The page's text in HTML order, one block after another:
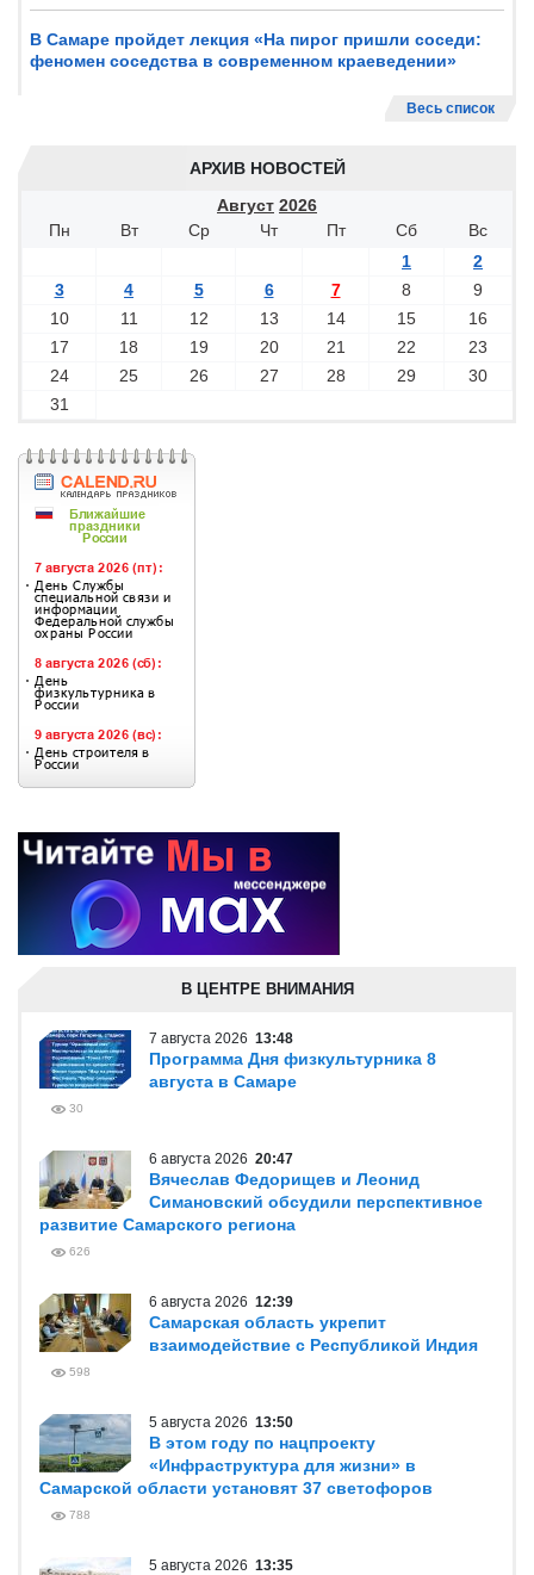
В Самаре пройдет лекция «На пирог пришли соседи:
феномен соседства в современном краеведении»
Весь список
АРХИВ НОВОСТЕЙ
Август 2026
Пн
Вт Ср Чт Пт Сб
Вс
1
2
3
4 5 6 7 8
9
10
11 12 13 14 15
16
17
18 19 20 21 22
23
24
25 26 27 28 29
30
31
В ЦЕНТРЕ ВНИМАНИЯ
7 августа 2026 13:48
Программа Дня физкультурника 8
августа в Самаре
30
6 августа 2026 20:47
Вячеслав Федорищев и Леонид
Симановский обсудили перспективное
развитие Самарского региона
626
6 августа 2026 12:39
Самарская область укрепит
взаимодействие с Республикой Индия
598
5 августа 2026 13:50
В этом году по нацпроекту
«Инфраструктура для жизни» в
Самарской области установят 37 светофоров
788
5 августа 2026 13:35